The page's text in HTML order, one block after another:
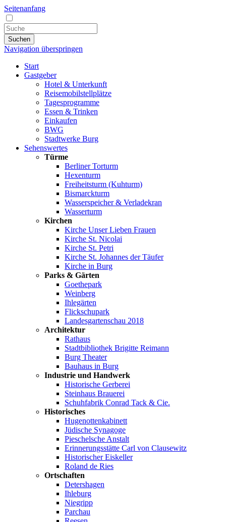
Seitenanfang
Suchen
Navigation überspringen
Start
Gastgeber
Hotel & Unterkunft
Reisemobilstellplätze
Tagesprogramme
Essen & Trinken
Einkaufen
BWG
Stadtwerke Burg
Sehenswertes
Türme
Berliner Torturm
Hexenturm
Freiheitsturm (Kuhturm)
Bismarckturm
Wasserspeicher & Verladekran
Wasserturm
Kirchen
Kirche Unser Lieben Frauen
Kirche St. Nicolai
Kirche St. Petri
Kirche St. Johannes der Täufer
Kirche in Burg
Parks & Gärten
Goethepark
Weinberg
Ihlegärten
Flickschupark
Landesgartenschau 2018
Architektur
Rathaus
Stadtbibliothek Brigitte Reimann
Burg Theater
Bauhaus in Burg
Industrie und Handwerk
Historische Gerberei
Steinhaus Brauerei
Schuhfabrik Conrad Tack & Cie.
Historisches
Hugenottenkabinett
Jüdische Synagoge
Pieschelsche Anstalt
Erinnerungsstätte Carl von Clausewitz
Historischer Eiskeller
Roland de Ries
Ortschaften
Detershagen
Ihleburg
Niegripp
Parchau